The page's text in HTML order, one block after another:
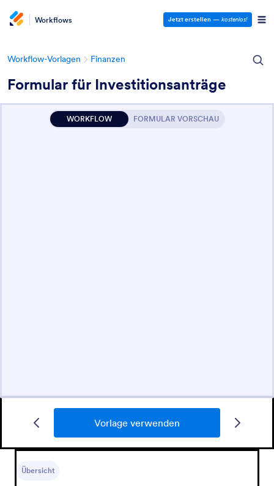
Workflows Jetzt erstellen — kostenlos!
Workflow-Vorlagen Finanzen
Formular für Investitionsanträge
WORKFLOW FORMULAR VORSCHAU
Vorlage verwenden
Übersicht